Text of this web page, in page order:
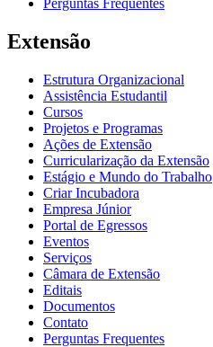
Extensão
Estrutura Organizacional
Assistência Estudantil
Cursos
Projetos e Programas
Ações de Extensão
Curricularização da Extensão
Estágio e Mundo do Trabalho
Criar Incubadora
Empresa Júnior
Portal de Egressos
Eventos
Serviços
Câmara de Extensão
Editais
Documentos
Contato
Perguntas Frequentes